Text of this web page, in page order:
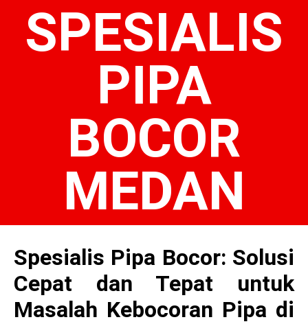
SPESIALIS
PIPA
BOCOR
MEDAN
Spesialis Pipa Bocor: Solusi
Cepat dan Tepat untuk
Masalah Kebocoran Pipa di